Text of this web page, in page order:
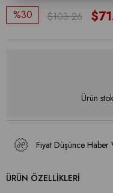
30 $103.26
Ürün
Fiyat Düşünce Haber
ÜRÜN ÖZELLIKLERI